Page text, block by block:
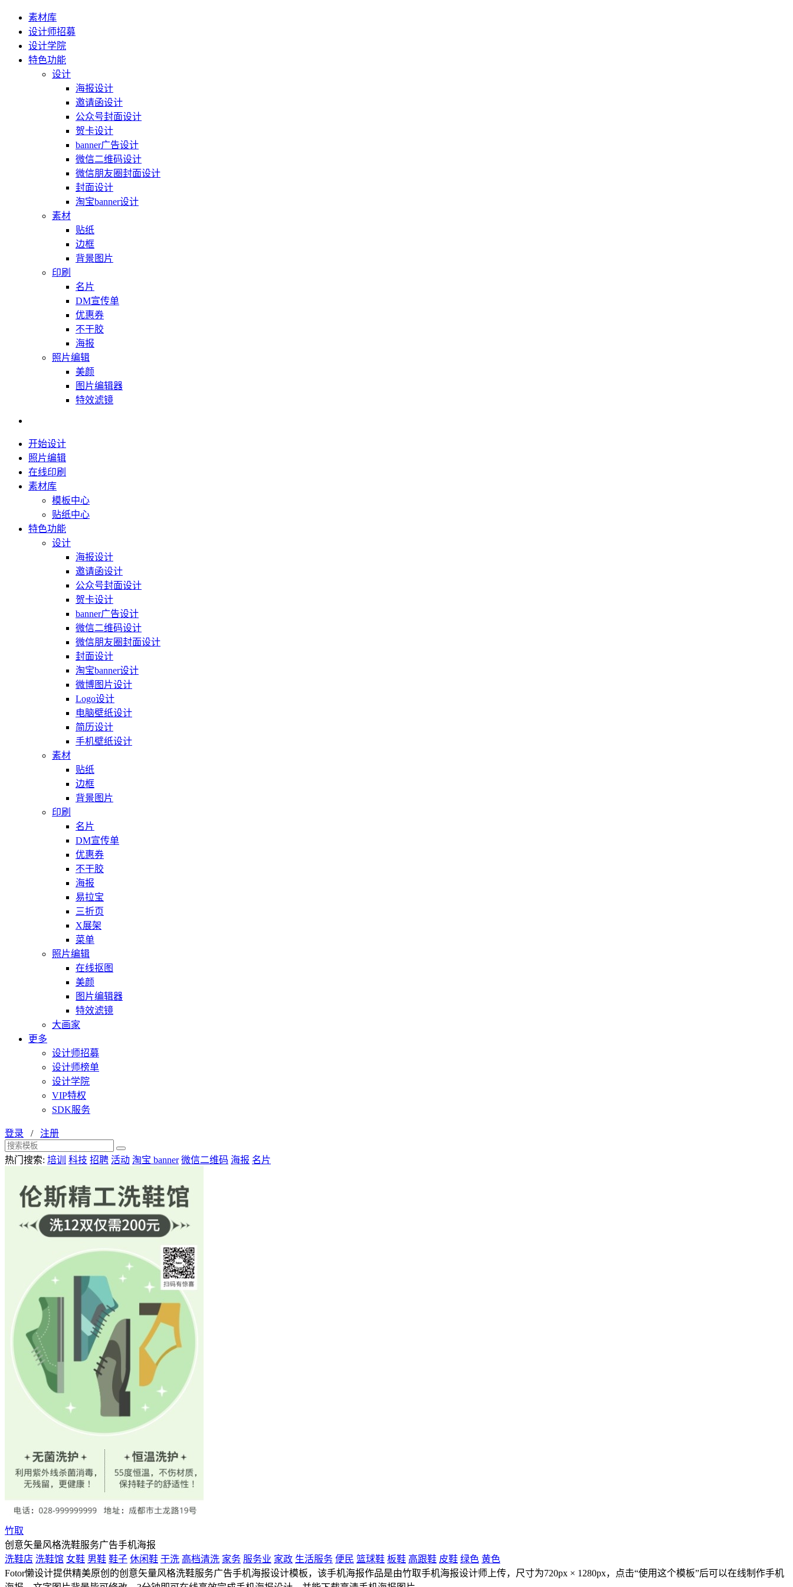
素材库
设计师招募
设计学院
特色功能
设计
海报设计
邀请函设计
公众号封面设计
贺卡设计
banner广告设计
微信二维码设计
微信朋友圈封面设计
封面设计
淘宝banner设计
素材
贴纸
边框
背景图片
印刷
名片
DM宣传单
优惠券
不干胶
海报
照片编辑
美颜
图片编辑器
特效滤镜
开始设计
照片编辑
在线印刷
素材库
模板中心
贴纸中心
特色功能
设计
海报设计
邀请函设计
公众号封面设计
贺卡设计
banner广告设计
微信二维码设计
微信朋友圈封面设计
封面设计
淘宝banner设计
微博图片设计
Logo设计
电脑壁纸设计
简历设计
手机壁纸设计
素材
贴纸
边框
背景图片
印刷
名片
DM宣传单
优惠券
不干胶
海报
易拉宝
三折页
X展架
菜单
照片编辑
在线抠图
美颜
图片编辑器
特效滤镜
大画家
更多
设计师招募
设计师榜单
设计学院
VIP特权
SDK服务
登录 / 注册
热门搜索: 培训 科技 招聘 活动 淘宝 banner 微信二维码 海报 名片
竹取
创意矢量风格洗鞋服务广告手机海报
洗鞋店 洗鞋馆 女鞋 男鞋 鞋子 休闲鞋 干洗 高档清洗 家务 服务业 家政 生活服务 便民 篮球鞋 板鞋 高跟鞋 皮鞋 绿色 黄色
Fotor懒设计提供精美原创的创意矢量风格洗鞋服务广告手机海报设计模板，该手机海报作品是由竹取手机海报设计师上传，尺寸为720px × 1280px，点击“使用这个模板”后可以在线制作手机